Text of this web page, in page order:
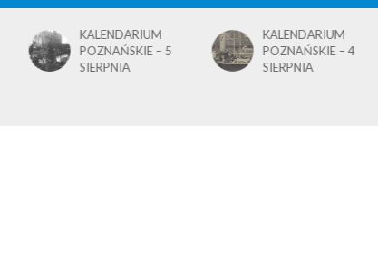
KALENDARIUM
POZNAŃSKIE – 4
SIERPNIA
KALENDARIUM
POZNAŃSKIE – 1
SIERPNIA